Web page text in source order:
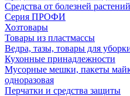
Средства от болезней растений
Серия ПРОФИ
Хозтовары
Товары из пластмассы
Ведра, тазы, товары для
Кухонные принадлежности
Мусорные мешки, пакеты
одноразовая
Перчатки и средства защиты